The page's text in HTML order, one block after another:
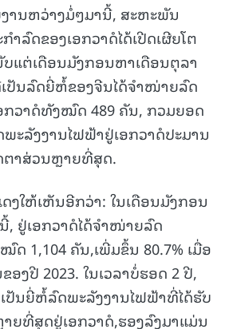
ງານຫວ່າງມໍ່ໆມານີ້, ສະຫະພັນ
ລົດຂອງເອກວາດໍໄດ້ເປີດເຜີຍໂຕ
ບແຕ່ເດືອນມັງກອນຫາເດືອນຕຸລາ
ປັນລົດຍີ່ຫໍ້ຂອງຈີນໄດ້ຈຳໜ່າຍລົດ
ກວາດໍທັງໝົດ 489 ຄັນ, ກວມຍອດ
ະລັງງານໄຟຟ້າຢູ່ເອກວາດໍປະມານ
ຕາສ່ວນຫຼາຍທີ່ສຸດ.
ງໃຫ້ເຫັນອີກວ່າ: ໃນເດືອນມັງກອນ
, ຢູ່ເອກວາດໍໄດ້ຈຳໜ່າຍລົດ
1,104 ຄັນ,ເພີ່ມຂຶ້ນ 80.7% ເມື່ອ
ອງປີ 2023. ໃນເວລາບໍ່ຮອດ 2 ປີ,
ປັນຍີ່ຫໍ້ລົດພະລັງງານໄຟຟ້າທີ່ໄດ້ຮັບ
ຍທີ່ສຸດຢູ່ເອກວາດໍ,ຮອງລົງມາແມ່ນ